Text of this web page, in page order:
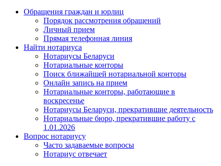
Обращения граждан и юрлиц
Порядок рассмотрения обращений
Личный прием
Прямая телефонная линия
Найти нотариуса
Нотариусы Беларуси
Нотариальные конторы
Поиск ближайшей нотариальной конторы
Онлайн запись на прием
Нотариальные конторы, работающие в
воскресенье
Нотариусы Беларуси, прекратившие деятельность
Нотариальные бюро, прекратившие работу с
1.01.2026
Вопрос нотариусу
Часто задаваемые вопросы
Нотариус отвечает